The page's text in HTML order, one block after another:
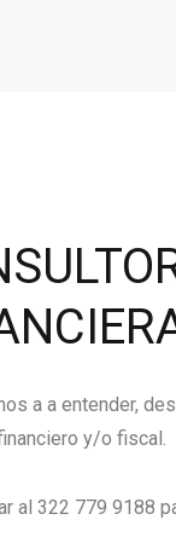
a a entender,
y/o fiscal.
al 322 779 9188